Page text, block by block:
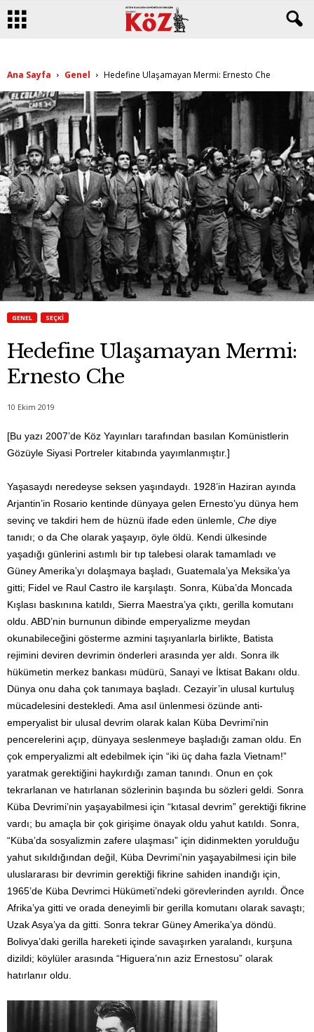
Ana Sayfa Genel Hedefine Ulaşamayan Mermi: Ernesto Che
GENEL SEÇKI
Hedefine Ulaşamayan Mermi:
Ernesto Che
10 Ekim 2019
[Bu yazı 2007’de Köz Yayınları tarafından basılan Komünistlerin
Gözüyle Siyasi Portreler kitabında yayımlanmıştır.]
Yaşasaydı neredeyse seksen yaşındaydı. 1928’in Haziran ayında
Arjantin’in Rosario kentinde dünyaya gelen Ernesto’yu dünya hem
sevinç ve takdiri hem de hüznü ifade eden ünlemle, Che diye
tanıdı; o da Che olarak yaşayıp, öyle öldü. Kendi ülkesinde
yaşadığı günlerini astımlı bir tıp talebesi olarak tamamladı ve
Güney Amerika’yı dolaşmaya başladı, Guatemala’ya Meksika’ya
gitti; Fidel ve Raul Castro ile karşılaştı. Sonra, Küba’da Moncada
Kışlası baskınına katıldı, Sierra Maestra’ya çıktı, gerilla komutanı
oldu. ABD’nin burnunun dibinde emperyalizme meydan
okunabileceğini gösterme azmini taşıyanlarla birlikte, Batista
rejimini deviren devrimin önderleri arasında yer aldı. Sonra ilk
hükümetin merkez bankası müdürü, Sanayi ve İktisat Bakanı oldu.
Dünya onu daha çok tanımaya başladı. Cezayir’in ulusal kurtuluş
mücadelesini destekledi. Ama asıl ünlenmesi özünde anti-
emperyalist bir ulusal devrim olarak kalan Küba Devrimi’nin
pencerelerini açıp, dünyaya seslenmeye başladığı zaman oldu. En
çok emperyalizmi alt edebilmek için “iki üç daha fazla Vietnam!”
yaratmak gerektiğini haykırdığı zaman tanındı. Onun en çok
tekrarlanan ve hatırlanan sözlerinin başında bu sözleri geldi. Sonra
Küba Devrimi’nin yaşayabilmesi için “kıtasal devrim” gerektiği fikrine
vardı; bu amaçla bir çok girişime önayak oldu yahut katıldı. Sonra,
“Küba’da sosyalizmin zafere ulaşması” için didinmekten yorulduğu
yahut sıkıldığından değil, Küba Devrimi’nin yaşayabilmesi için bile
uluslararası bir devrimin gerektiği fikrine sahiden inandığı için,
1965’de Küba Devrimci Hükümeti’ndeki görevlerinden ayrıldı. Önce
Afrika’ya gitti ve orada deneyimli bir gerilla komutanı olarak savaştı;
Uzak Asya’ya da gitti. Sonra tekrar Güney Amerika’ya döndü.
Bolivya’daki gerilla hareketi içinde savaşırken yaralandı, kurşuna
dizildi; köylüler arasında “Higuera’nın aziz Ernestosu” olarak
hatırlanır oldu.